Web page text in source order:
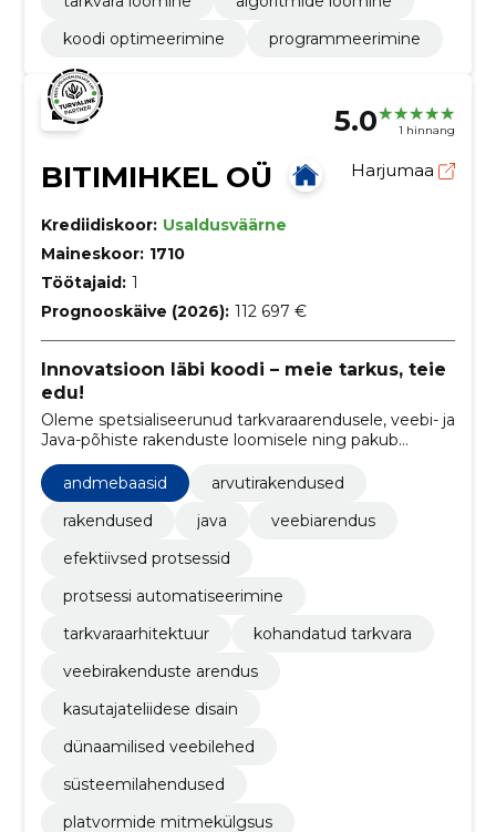
koodi optimeerimine
programmeerimine
5.0 1 hinnang
BITIMIHKEL OÜ Harjumaa
Krediidiskoor: Usaldusväärne
Maineskoor: 1710
Töötajaid: 1
Prognooskäive (2026): 112 697 €
Innovatsioon läbi koodi – meie tarkus, teie
edu!
Oleme spetsialiseerunud tarkvaraarendusele, veebi- ja
Java-põhiste rakenduste loomisele ning pakub
kvaliteetseid lahendus.
andmebaasid
arvutirakendused
rakendused
java
veebiarendus
efektiivsed protsessid
protsessi automatiseerimine
tarkvaraarhitektuur
kohandatud tarkvara
veebirakenduste arendus
kasutajateliidese disain
dünaamilised veebilehed
süsteemilahendused
platvormide mitmekülgsus